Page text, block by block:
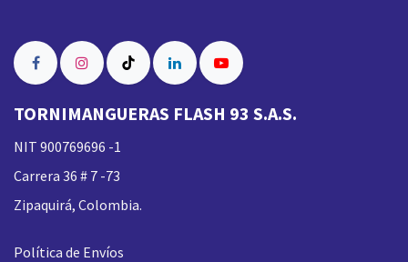
TORNIMANGUERAS FLASH 93 S.A.S.
NIT 900769696 -1
Carrera 36 # 7 -73
Zipaquirá, Colombia.
Política de Envíos